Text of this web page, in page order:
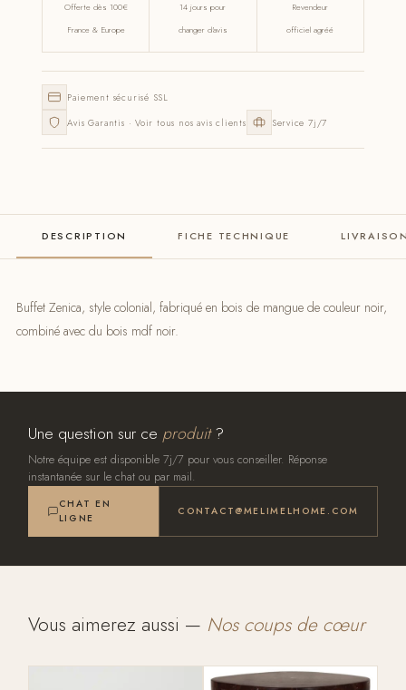
Offerte dès 100€
France & Europe
14 jours pour
changer d'avis
Revendeur
officiel agréé
Paiement sécurisé SSL
Avis Garantis · Voir tous nos avis clients
Service 7j/7
DESCRIPTION FICHE TECHNIQUE
Buffet Zenica, style colonial, fabriqué en bois de mangue de couleur noir,
combiné avec du bois mdf noir.
Une question sur ce produit?
Notre équipe est disponible 7j/7 pour vous conseiller. Réponse
instantanée sur le chat ou par mail.
CHAT EN
LIGNE
CONTACT@MELIMELHOME.COM
Vous aimerez aussi — Nos coups de cœur